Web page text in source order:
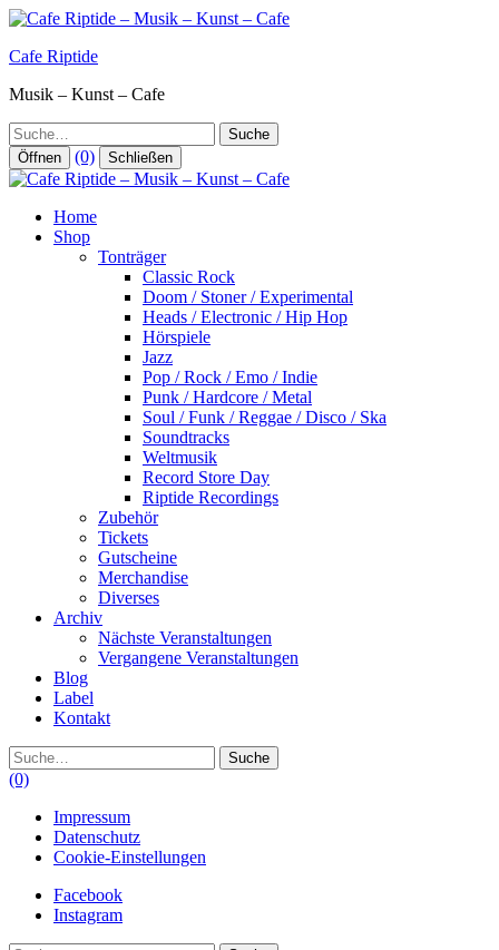
Zum
springen
Cafe Riptide
Musik – Kunst – Cafe
Suche
Öffnen (0) Schließen
Home
Shop
Tonträger
Classic Rock
Doom / Stoner / Experimental
Heads / Electronic / Hip Hop
Hörspiele
Jazz
Pop / Rock / Emo / Indie
Punk / Hardcore / Metal
Soul / Funk / Reggae / Disco / Ska
Soundtracks
Weltmusik
Record Store Day
Riptide Recordings
Zubehör
Tickets
Gutscheine
Merchandise
Diverses
Archiv
Nächste Veranstaltungen
Vergangene Veranstaltungen
Blog
Label
Kontakt
Suche
(0)
Impressum
Datenschutz
Cookie-Einstellungen
Facebook
Instagram